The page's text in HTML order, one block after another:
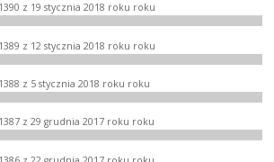
z 19 stycznia 2018 roku roku
z 12 stycznia 2018 roku roku
z 5 stycznia 2018 roku roku
z 29 grudnia 2017 roku roku